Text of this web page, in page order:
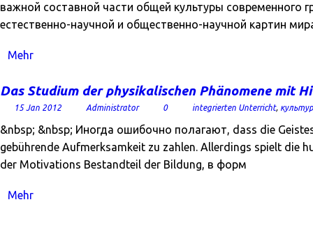
важной составной части общей культуры современного
естественно-научной и общественно-научной картин
Mehr
Das Studium der physikalischen Phänomene mit
15 Jan 2012 Administrator 0 integrierten Unterricht,
&nbsp; &nbsp; Иногда ошибочно полагают, dass die
gebührende Aufmerksamkeit zu zahlen. Allerdings spielt die
der Motivations Bestandteil der Bildung, в форм
Mehr